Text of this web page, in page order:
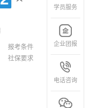
报考条件
社保要求
学员服务
企业团报
电话咨询